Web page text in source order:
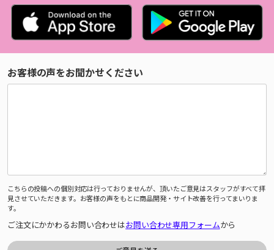
お客様の声をお聞かせください
こちらの投稿への個別対応は行っておりませんが、頂いたご意見はスタッフがすべて拝
見させていただきます。お客様の声をもとに商品開発・サイト改善を行ってまいりま
す。
ご注文にかかわるお問い合わせはお問い合わせ専用フォームから